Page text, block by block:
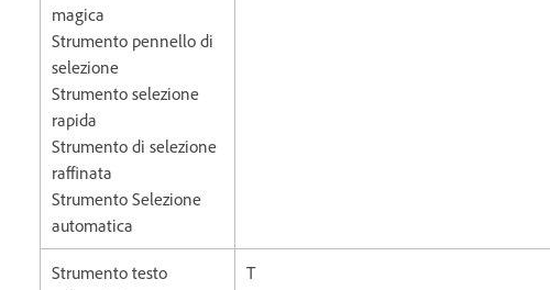
magica
Strumento pennello di
selezione
Strumento selezione
rapida
Strumento di selezione
raffinata
Strumento Selezione
automatica
Strumento testo
T